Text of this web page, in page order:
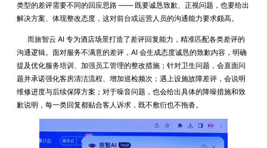
类型的差评需要不同的回应思路 —— 既要诚恳致歉、正视问题，也要给出
解决方案、体现整改态度，这对前台或运营人员的沟通能力要求颇高。
而旅智云 AI 专为酒店场景打造了差评回复能力，精准匹配各类差评的
沟通逻辑。面对服务不满意的差评，AI 会生成态度诚恳的致歉内容，明确
提及优化服务培训、加强员工管理的整改措施；针对卫生问题，会直面问
题并承诺强化客房清洁流程、增加巡检频次；遇上设施故障差评，会说明
维修进度与后续保障方案；对于噪音问题，也会给出具体的降噪措施和致
歉说明，每一类回复都贴合客人诉求，既不敷衍也不拖沓。